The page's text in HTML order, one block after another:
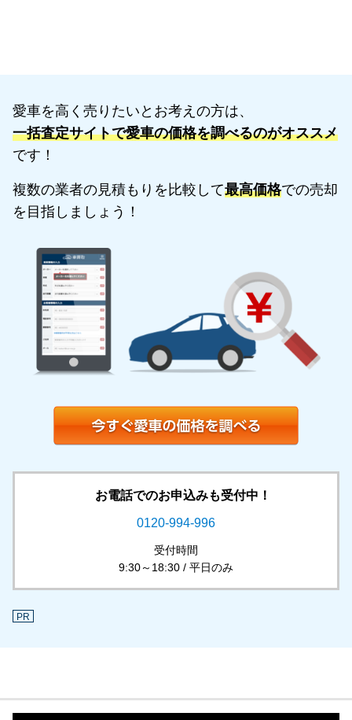
愛車を高く売りたいとお考えの方は、
一括査定サイトで愛車の価格を調べるのがオススメ
です！
複数の業者の見積もりを比較して最高価格での売却
を目指しましょう！
お電話でのお申込みも受付中！
0120-994-996
受付時間
9:30～18:30 / 平日のみ
PR